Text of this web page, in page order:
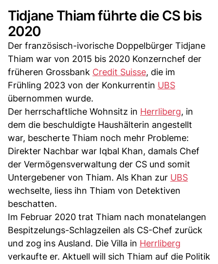
Tidjane Thiam führte die CS bis
2020
Der französisch-ivorische Doppelbürger Tidjane
Thiam war von 2015 bis 2020 Konzernchef der
früheren Grossbank Credit Suisse, die im
Frühling 2023 von der Konkurrentin UBS
übernommen wurde.
Der herrschaftliche Wohnsitz in Herrliberg, in
dem die beschuldigte Haushälterin angestellt
war, bescherte Thiam noch mehr Probleme:
Direkter Nachbar war Iqbal Khan, damals Chef
der Vermögensverwaltung der CS und somit
Untergebener von Thiam. Als Khan zur UBS
wechselte, liess ihn Thiam von Detektiven
beschatten.
Im Februar 2020 trat Thiam nach monatelangen
Bespitzelungs-Schlagzeilen als CS-Chef zurück
und zog ins Ausland. Die Villa in Herrliberg
verkaufte er. Aktuell will sich Thiam auf die Politik